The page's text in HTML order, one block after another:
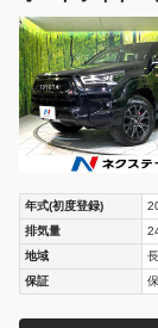
ング パドルシ
年式(初度登録)
排気量
地域
保証